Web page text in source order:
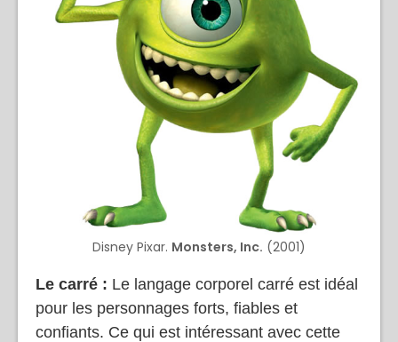
Disney Pixar. Monsters, Inc. (2001)
Le carré : Le langage corporel carré est idéal
pour les personnages forts, fiables et
confiants. Ce qui est intéressant avec cette